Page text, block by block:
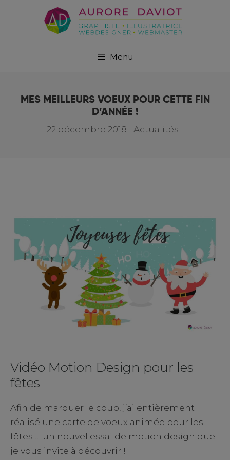
Menu
MES MEILLEURS VOEUX POUR CETTE FIN
D’ANNÉE !
22 décembre 2018 Actualités |
Vidéo Motion Design pour les
fêtes
Afin de marquer le coup, j’ai entièrement
réalisé une carte de voeux animée pour les
fêtes … un nouvel essai de motion design que
je vous invite à découvrir !